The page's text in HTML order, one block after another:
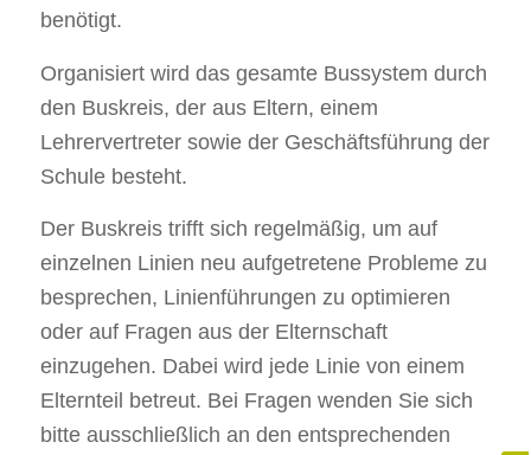
benötigt.
Organisiert wird das gesamte Bussystem durch
den Buskreis, der aus Eltern, einem
Lehrervertreter sowie der Geschäftsführung der
Schule besteht.
Der Buskreis trifft sich regelmäßig, um auf
einzelnen Linien neu aufgetretene Probleme zu
besprechen, Linienführungen zu optimieren
oder auf Fragen aus der Elternschaft
einzugehen. Dabei wird jede Linie von einem
Elternteil betreut. Bei Fragen wenden Sie sich
bitte ausschließlich an den entsprechenden